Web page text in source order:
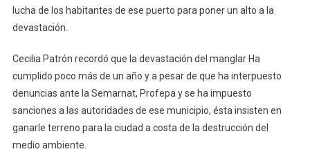
lucha de los habitantes de ese puerto para poner un alto a la
devastación.
Cecilia Patrón recordó que la devastación del manglar Ha
cumplido poco más de un año y a pesar de que ha interpuesto
denuncias ante la Semarnat, Profepa y se ha impuesto
sanciones a las autoridades de ese municipio, ésta insisten en
ganarle terreno para la ciudad a costa de la destrucción del
medio ambiente.